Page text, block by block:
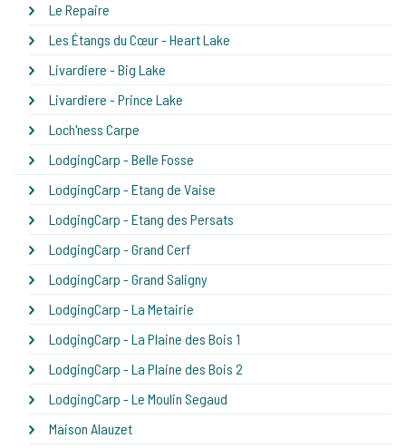
Le Repaire
Les Étangs du Cœur - Heart Lake
Livardiere - Big Lake
Livardiere - Prince Lake
Loch'ness Carpe
LodgingCarp - Belle Fosse
LodgingCarp - Etang de Vaise
LodgingCarp - Etang des Persats
LodgingCarp - Grand Cerf
LodgingCarp - Grand Saligny
LodgingCarp - La Metairie
LodgingCarp - La Plaine des Bois 1
LodgingCarp - La Plaine des Bois 2
LodgingCarp - Le Moulin Segaud
Maison Alauzet